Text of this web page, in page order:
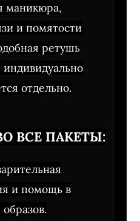
маникюра,
и помятости
ретушь
индивидуально
отдельно.
ВСЕ ПАКЕТЫ:
и помощь в